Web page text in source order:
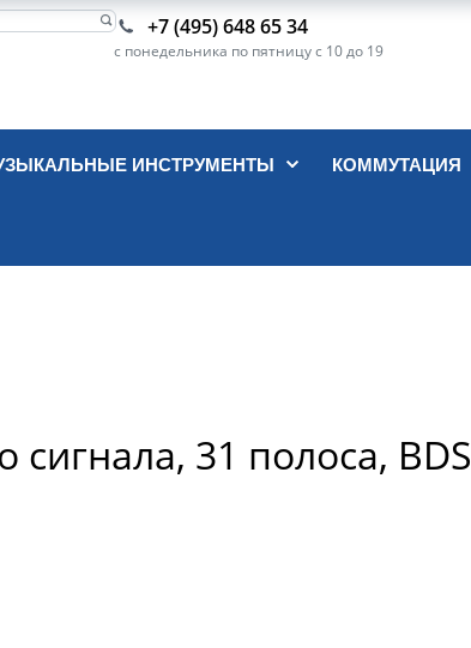
+7 (495) 648 65 34
с понедельника по пятницу с 10 до 19
ИНСТРУМЕНТЫ КОММУТАЦИЯ
сигнала, 31 полоса, BDS